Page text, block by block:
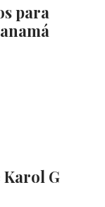
para
Karol G